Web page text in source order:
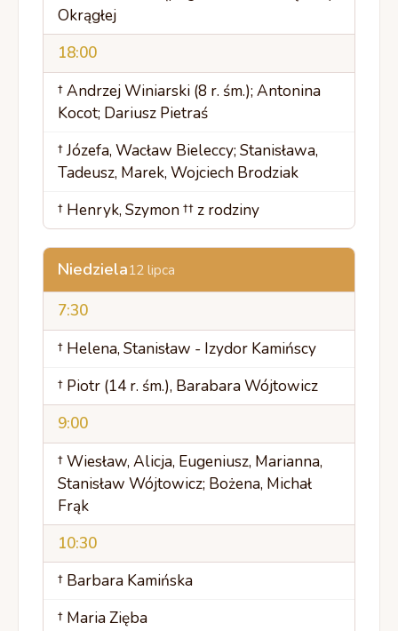
Okrągłej
18:00
† Andrzej Winiarski (8 r. śm.); Antonina
Kocot; Dariusz Pietraś
† Józefa, Wacław Bieleccy; Stanisława,
Tadeusz, Marek, Wojciech Brodziak
† Henryk, Szymon †† z rodziny
Niedziela12 lipca
7:30
† Helena, Stanisław - Izydor Kamińscy
† Piotr (14 r. śm.), Barabara Wójtowicz
9:00
† Wiesław, Alicja, Eugeniusz, Marianna,
Stanisław Wójtowicz; Bożena, Michał
Frąk
10:30
† Barbara Kamińska
† Maria Zięba